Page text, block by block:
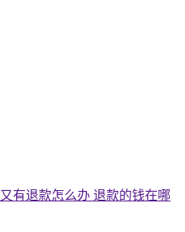
有退款怎么办 退款的钱在哪